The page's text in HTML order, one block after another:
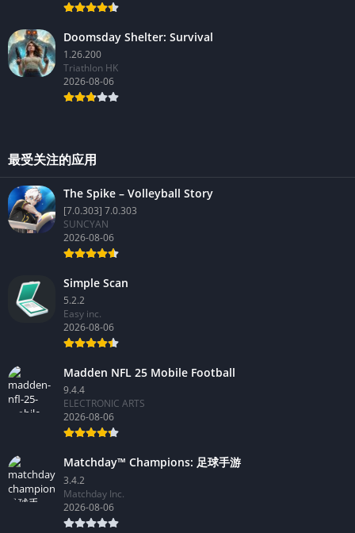
Doomsday Shelter: Survival
1.26.200
Triathlon HK
2026-08-06
最受关注的应用
The Spike – Volleyball Story
[7.0.303] 7.0.303
SUNCYAN
2026-08-06
Simple Scan
5.2.2
Easy inc.
2026-08-06
Madden NFL 25 Mobile Football
9.4.4
ELECTRONIC ARTS
2026-08-06
Matchday™ Champions: 足球手游
3.4.2
Matchday Inc.
2026-08-06